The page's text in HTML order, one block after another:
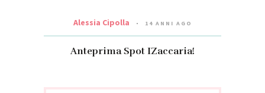
Alessia Cipolla 14 ANNI AGO
Anteprima Spot IZaccaria!